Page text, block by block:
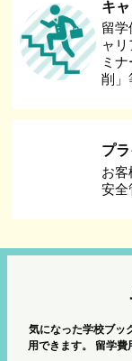
キ
留学
ャ
ミ
削」
プ
お客
安全
気になった学校ブッ
用できます。
留学費